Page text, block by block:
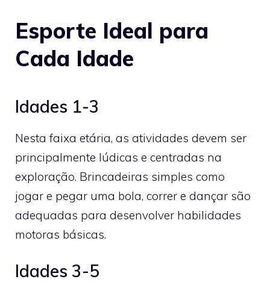
Esporte Ideal para
Cada Idade
Idades 1-3
Nesta faixa etária, as atividades devem ser
principalmente lúdicas e centradas na
exploração. Brincadeiras simples como
jogar e pegar uma bola, correr e dançar são
adequadas para desenvolver habilidades
motoras básicas.
Idades 3-5